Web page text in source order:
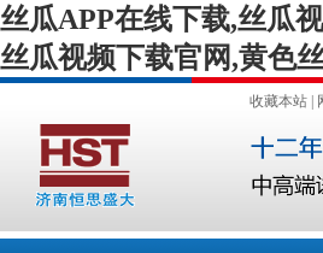
丝瓜APP在线下载,丝瓜
丝瓜视频下载官网,黄色
收藏本站